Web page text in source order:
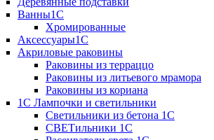
Ванны1С
Хромированные
Аксессуары1С
Акриловые раковины
Раковины из терраццо
Раковины из литьевого мрамора
Раковины из кориана
1С Лампочки и светильники
Светильники из бетона 1С
СВЕТильники 1С